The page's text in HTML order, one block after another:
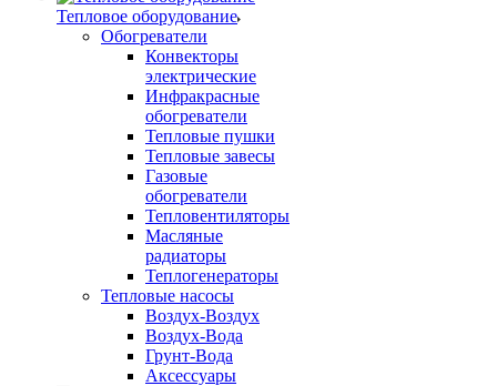
Тепловое оборудование
Обогреватели
Конвекторы
электрические
Инфракрасные
обогреватели
Тепловые пушки
Тепловые завесы
Газовые
обогреватели
Тепловентиляторы
Масляные
радиаторы
Теплогенераторы
Тепловые насосы
Воздух-Воздух
Воздух-Вода
Грунт-Вода
Аксессуары